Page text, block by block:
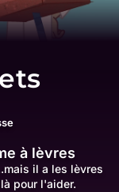
à lèvres
il a les lèvres
pour l'aider.